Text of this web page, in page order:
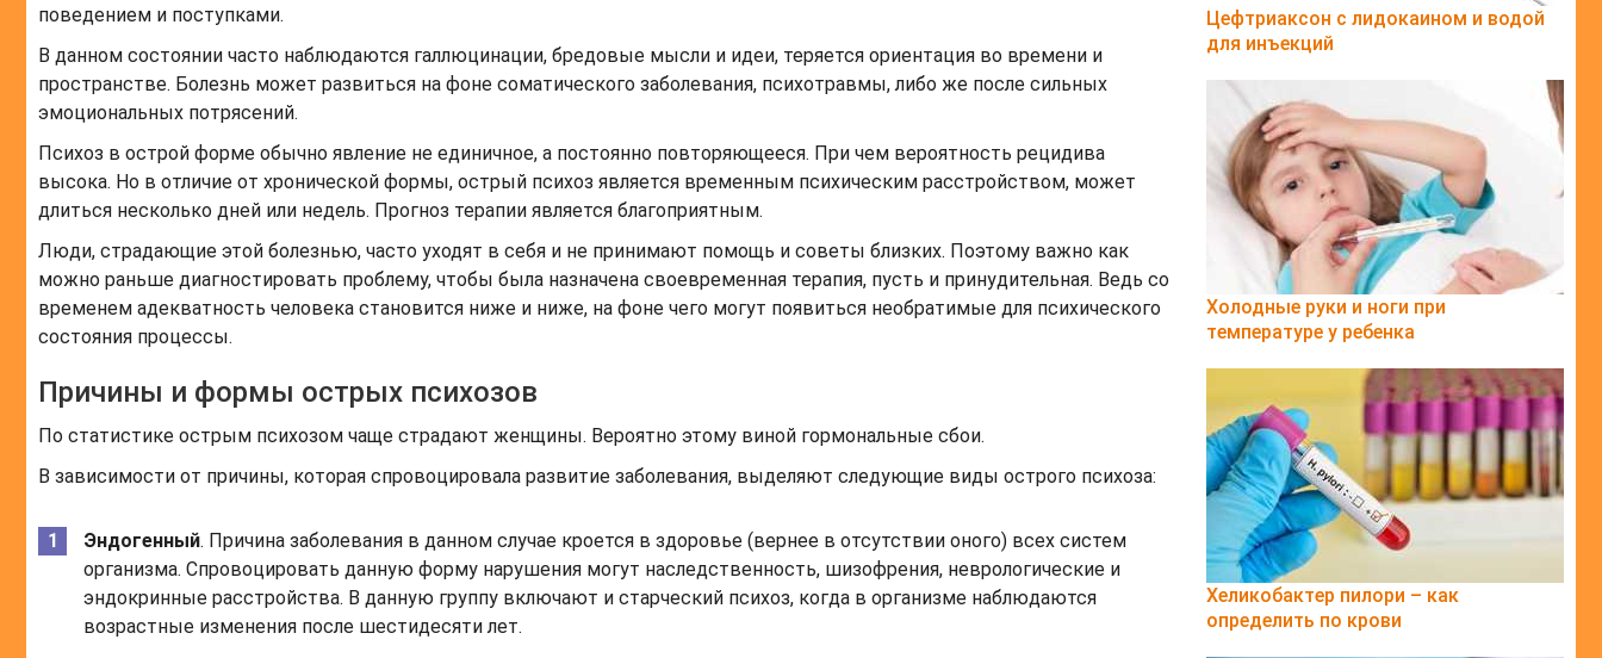
поведением и поступками.
В данном состоянии часто наблюдаются галлюцинации, бредовые мысли и идеи, теряется ориентация во времени и
пространстве. Болезнь может развиться на фоне соматического заболевания, психотравмы, либо же после сильных
эмоциональных потрясений.
Психоз в острой форме обычно явление не единичное, а постоянно повторяющееся. При чем вероятность рецидива
высока. Но в отличие от хронической формы, острый психоз является временным психическим расстройством, может
длиться несколько дней или недель. Прогноз терапии является благоприятным.
Люди, страдающие этой болезнью, часто уходят в себя и не принимают помощь и советы близких. Поэтому важно как
можно раньше диагностировать проблему, чтобы была назначена своевременная терапия, пусть и принудительная. Ведь со
временем адекватность человека становится ниже и ниже, на фоне чего могут появиться необратимые для психического
состояния процессы.
Причины и формы острых психозов
По статистике острым психозом чаще страдают женщины. Вероятно этому виной гормональные сбои.
В зависимости от причины, которая спровоцировала развитие заболевания, выделяют следующие виды острого психоза:
Эндогенный. Причина заболевания в данном случае кроется в здоровье (вернее в отсутствии оного) всех систем
организма. Спровоцировать данную форму нарушения могут наследственность, шизофрения, неврологические и
эндокринные расстройства. В данную группу включают и старческий психоз, когда в организме наблюдаются
возрастные изменения после шестидесяти лет.
Цефтриаксон с лидокаином и водой
для инъекций
Холодные руки и ноги при
температуре у ребенка
Хеликобактер пилори – как
определить по крови